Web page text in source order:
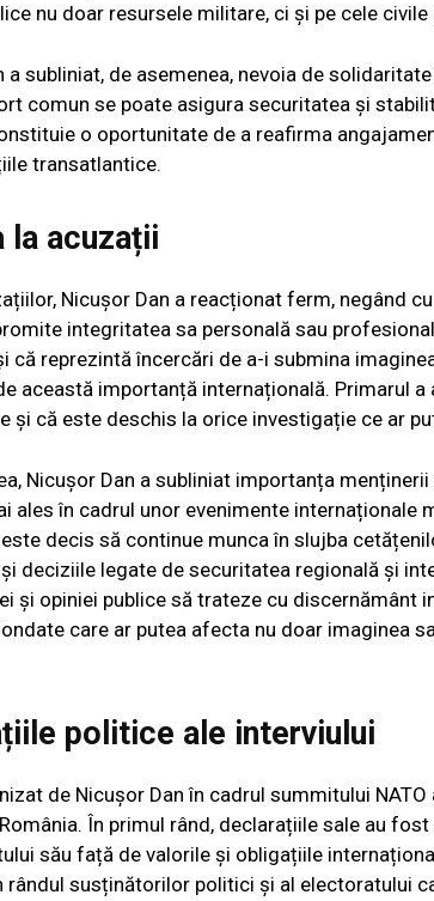
nu doar resursele militare, ci și pe cele
a subliniat, de asemenea, nevoia de
comun se poate asigura securitatea și
o oportunitate de a reafirma
transatlantice.
la acuzații
Nicușor Dan a reacționat ferm, negând
integritatea sa personală sau
că reprezintă încercări de a-i submina
această importanță internațională. Primarul
și că este deschis la orice investigație ce ar
Nicușor Dan a subliniat importanța
ales în cadrul unor evenimente internaționale
decis să continue munca în slujba
deciziile legate de securitatea regională și
și opiniei publice să trateze cu discernământ
care ar putea afecta nu doar imaginea
politice ale interviului
de Nicușor Dan în cadrul summitului
În primul rând, declarațiile sale au
său față de valorile și obligațiile
rândul susținătorilor politici și al electoratului